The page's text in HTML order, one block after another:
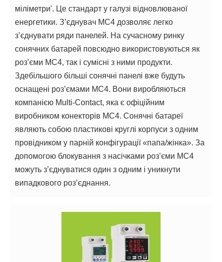
міліметри'. Це стандарт у галузі відновлюваної
енергетики. З’єднувач MC4 дозволяє легко
з’єднувати ряди панелей. На сучасному ринку
сонячних батарей повсюдно використовуються як
роз’єми MC4, так і сумісні з ними продукти.
Здебільшого більші сонячні панелі вже будуть
оснащені роз’ємами MC4. Вони виробляються
компанією Multi-Contact, яка є офіційним
виробником конекторів MC4. Сонячні батареї
являють собою пластикові круглі корпуси з одним
провідником у парній конфігурації «папа/жінка». За
допомогою блокування з насічками роз’єми MC4
можуть з’єднуватися один з одним і уникнути
випадкового роз’єднання.